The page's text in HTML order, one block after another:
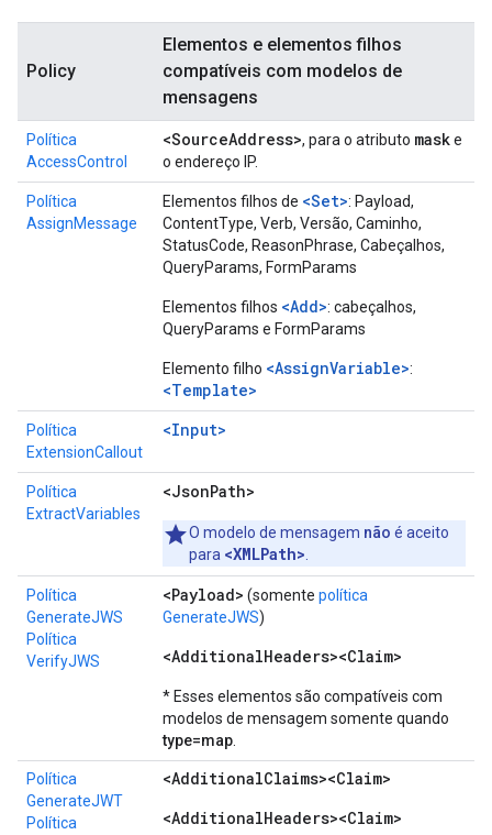
Policy
Elementos e elementos filhos
compatíveis com modelos de
mensagens
Política
AccessControl
<SourceAddress>, para o atributo maske
o endereço IP.
Política
AssignMessage
Elementos filhos de <Set>: Payload,
ContentType, Verb, Versão, Caminho,
StatusCode, ReasonPhrase, Cabeçalhos,
QueryParams, FormParams
Elementos filhos <Add>: cabeçalhos,
QueryParams e FormParams
Elemento filho <AssignVariable>:
<Template>
Política
ExtensionCallout
<Input>
Política
ExtractVariables
<JsonPath>
O modelo de mensagem não é aceito
para <XMLPath>
Política
GenerateJWS
Política
VerifyJWS
<Payload> (somente política
GenerateJWS)
<AdditionalHeaders><Claim>
* Esses elementos são compatíveis com
modelos de mensagem somente quando
type=map
Política
GenerateJWT
Política
<AdditionalClaims><Claim>
<AdditionalHeaders><Claim>